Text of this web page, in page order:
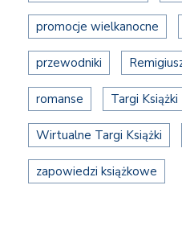
promocje wielkanocne
przewodniki
romanse Targi Książki
Wirtualne Targi Książki
zapowiedzi książkowe